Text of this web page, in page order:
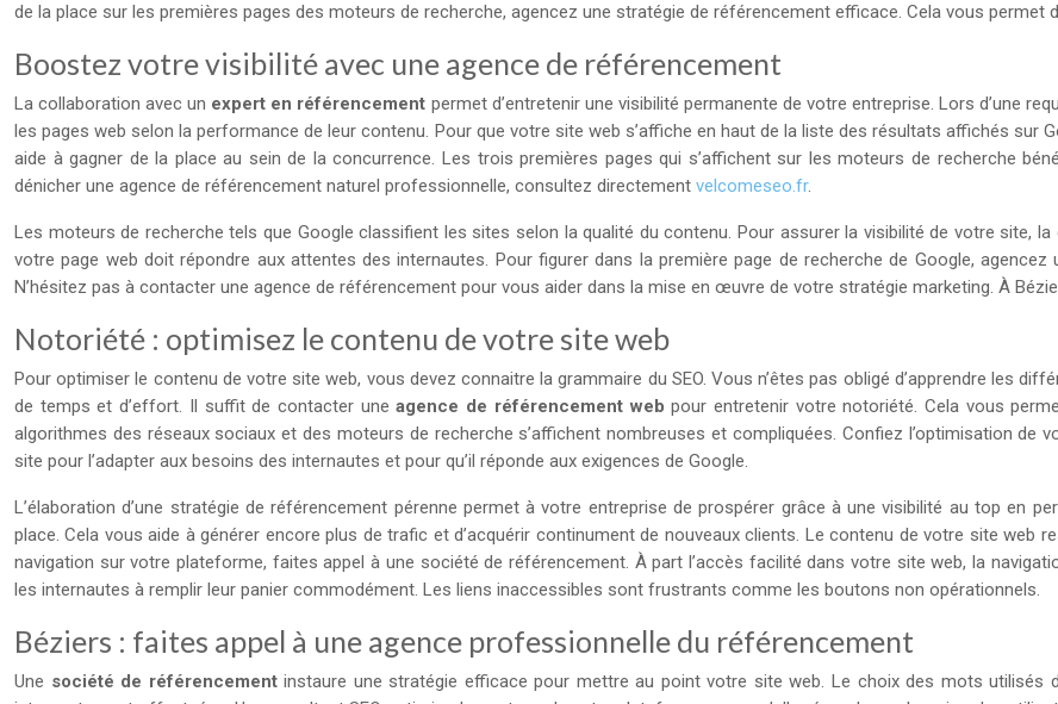
de la place sur les premières pages des moteurs de recherche, agencez une stratégie de référencement efficace. Cela vous permet
Boostez votre visibilité avec une agence de référencement
La collaboration avec un expert en référencement permet d’entretenir une visibilité permanente de votre entreprise. Lors d’une
les pages web selon la performance de leur contenu. Pour que votre site web s’affiche en haut de la liste des résultats affichés sur
aide à gagner de la place au sein de la concurrence. Les trois premières pages qui s’affichent sur les moteurs de recherche
dénicher une agence de référencement naturel professionnelle, consultez directement velcomeseo.fr.
Les moteurs de recherche tels que Google classifient les sites selon la qualité du contenu. Pour assurer la visibilité de votre site,
votre page web doit répondre aux attentes des internautes. Pour figurer dans la première page de recherche de Google,
N’hésitez pas à contacter une agence de référencement pour vous aider dans la mise en œuvre de votre stratégie marketing. À
Notoriété : optimisez le contenu de votre site web
Pour optimiser le contenu de votre site web, vous devez connaitre la grammaire du SEO. Vous n’êtes pas obligé d’apprendre les
de temps et d’effort. Il suffit de contacter uneagence de référencement web pour entretenir votre notoriété. Cela vous
algorithmes des réseaux sociaux et des moteurs de recherche s’affichent nombreuses et compliquées. Confiez l’optimisation de
site pour l’adapter aux besoins des internautes et pour qu’il réponde aux exigences de Google.
L’élaboration d’une stratégie de référencement pérenne permet à votre entreprise de prospérer grâce à une visibilité au top en
place. Cela vous aide à générer encore plus de trafic et d’acquérir continument de nouveaux clients. Le contenu de votre site web
navigation sur votre plateforme, faites appel à une société de référencement. À part l’accès facilité dans votre site web, la
les internautes à remplir leur panier commodément. Les liens inaccessibles sont frustrants comme les boutons non opérationnels.
Béziers : faites appel à une agence professionnelle du référencement
Une société de référencementinstaure une stratégie efficace pour mettre au point votre site web. Le choix des mots utilisés